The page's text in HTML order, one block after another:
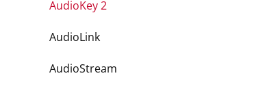
AudioKey 2
AudioLink
AudioStream